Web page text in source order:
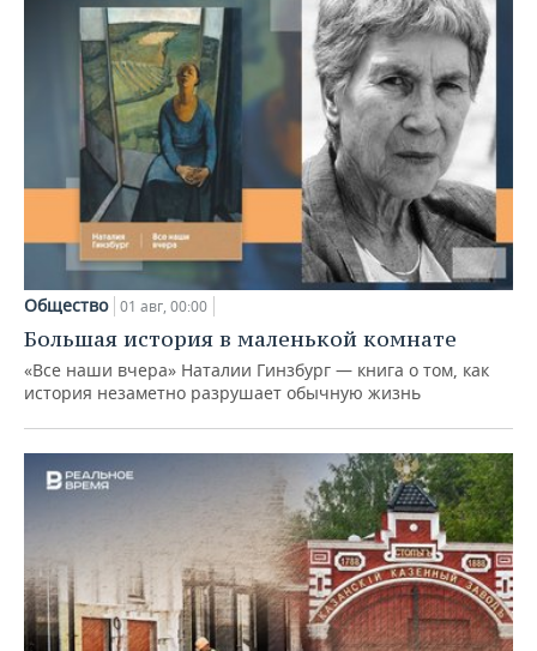
Общество 01 авг, 00:00
Большая история в маленькой комнате
«Все наши вчера» Наталии Гинзбург — книга о том, как
история незаметно разрушает обычную жизнь